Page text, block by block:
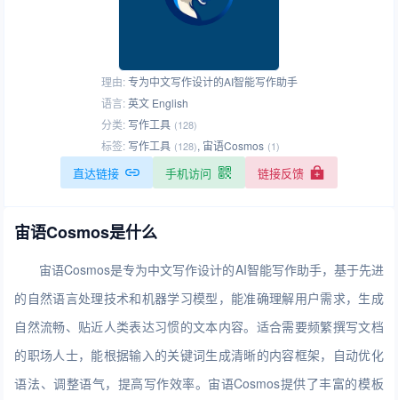
理由:专为中文写作设计的AI智能写作助手
语言:英文 English
分类: 写作工具 (128)
标签: 写作工具 (128), 宙语Cosmos (1)
直达链接 手机访问 链接反馈
宙语Cosmos是什么
宙语Cosmos是专为中文写作设计的AI智能写作助手，基于先进
的自然语言处理技术和机器学习模型，能准确理解用户需求，生成
自然流畅、贴近人类表达习惯的文本内容。适合需要频繁撰写文档
的职场人士，能根据输入的关键词生成清晰的内容框架，自动优化
语法、调整语气，提高写作效率。宙语Cosmos提供了丰富的模板